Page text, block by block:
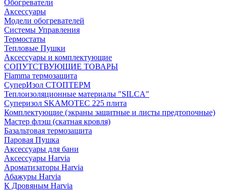
Обогреватели
Аксессуары
Модели обогревателей
Системы Управления
Термостаты
Тепловые Пушки
Аксессуары и комплектующие
СОПУТСТВУЮЩИЕ ТОВАРЫ
Flamma термозащита
СуперИзол СТОПТЕРМ
Теплоизоляционные материалы "SILCA"
Суперизол SKAMOTEC 225 плита
Комплектующие (экраны защитные и листы предтопочные)
Мастер флэш (скатная кровля)
Базальтовая термозащита
Паровая Пушка
Аксессуары для бани
Аксессуары Harvia
Ароматизаторы Harvia
Абажуры Harvia
К Дровяным Harvia